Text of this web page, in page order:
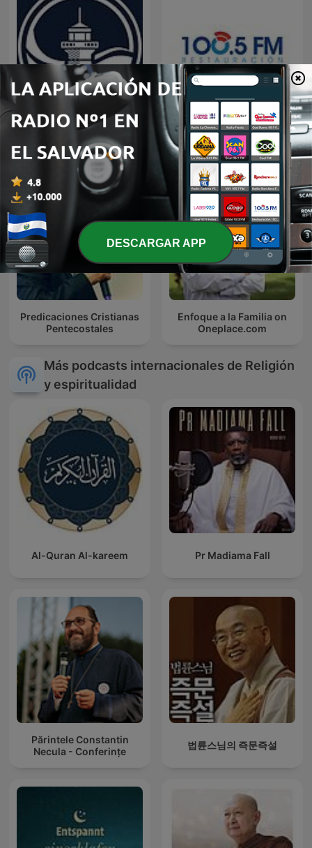
Predicaciones Cristianas Restauracion
Predicaciones Cristianas
Pentecostales
Enfoque a la Familia on
Oneplace.com
Más podcasts internacionales de Religión
y espiritualidad
Al-Quran Al-kareem Pr Madiama Fall
Părintele Constantin
Necula - Conferințe
법륜스님의 즉문즉설
DESCARGAR APP